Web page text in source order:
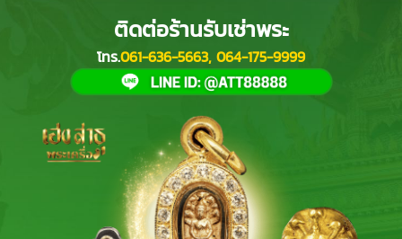
ติดต่อร้านรับเช่าพระ
โทร.061-636-5663, 064-175-9999